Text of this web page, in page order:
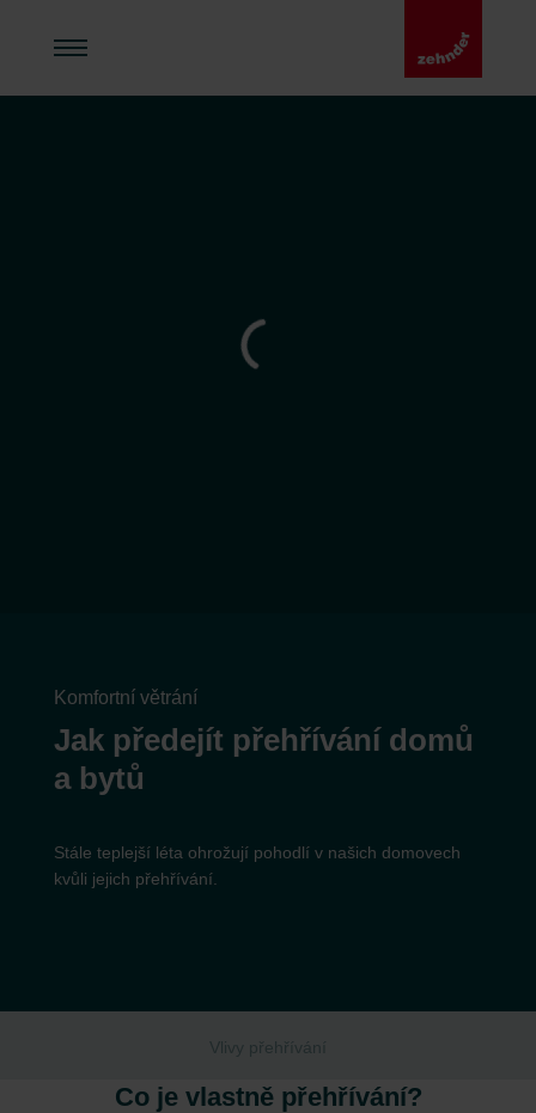
Komfortní větrání
Jak předejít přehřívání domů
a bytů
Stále teplejší léta ohrožují pohodlí v našich domovech
kvůli jejich přehřívání.
Vlivy přehřívání
Co je vlastně přehřívání?